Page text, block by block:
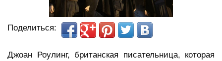
Поделиться:
Джоан Роулинг, британская писательница, которая